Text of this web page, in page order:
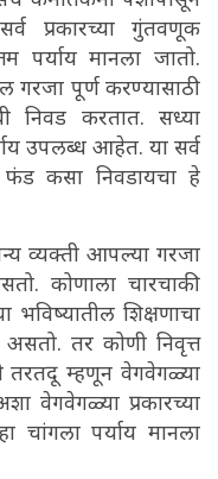
प्रकारच्या गुंतवणूक
पर्याय मानला जातो.
गरजा पूर्ण करण्यासाठी
निवड करतात. सध्या
उपलब्ध आहेत. या सर्व
कसा निवडायचा हे
व्यक्ती आपल्या गरजा
कोणाला चारचाकी
भविष्यातील शिक्षणाचा
तर कोणी निवृत्त
तरतदू म्हणून वेगवेगळ्या
वेगवेगळ्या प्रकारच्या
चांगला पर्याय मानला